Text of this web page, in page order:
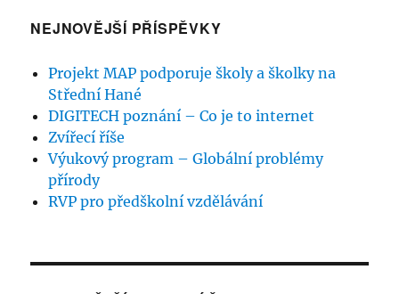
NEJNOVĚJŠÍ PŘÍSPĚVKY
Projekt MAP podporuje školy a školky na
Střední Hané
DIGITECH poznání – Co je to internet
Zvířecí říše
Výukový program – Globální problémy
přírody
RVP pro předškolní vzdělávání